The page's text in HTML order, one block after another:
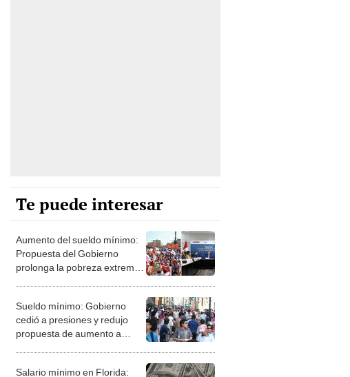
Te puede interesar
Aumento del sueldo mínimo:
Propuesta del Gobierno
prolonga la pobreza extrema,
Sueldo mínimo: Gobierno
cedió a presiones y redujo
propuesta de aumento a
Salario mínimo en Florida: